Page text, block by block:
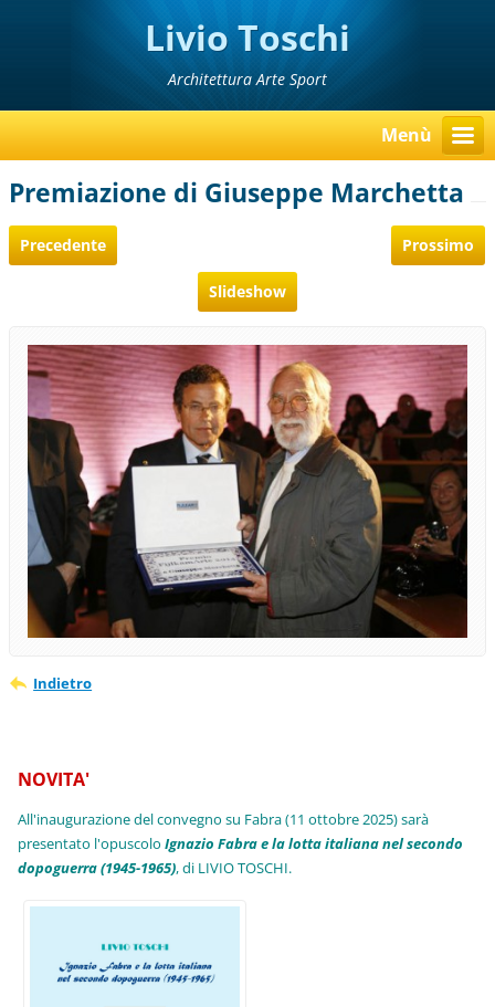
Livio Toschi
Architettura Arte Sport
Menù
Premiazione di Giuseppe Marchetta
Precedente Prossimo
Slideshow
Indietro
NOVITA'
All'inaugurazione del convegno su Fabra (11 ottobre 2025) sarà
presentato l'opuscoloIgnazio Fabra e la lotta italiana nel secondo
dopoguerra (1945-1965), di LIVIO TOSCHI.